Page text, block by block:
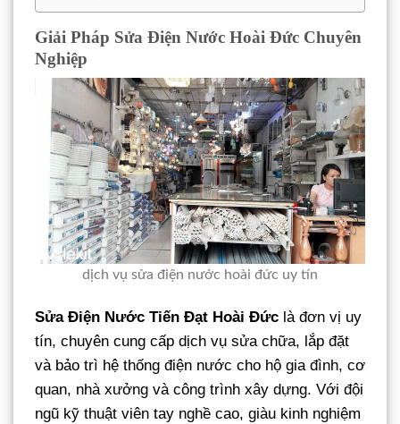
Giải Pháp Sửa Điện Nước Hoài Đức Chuyên
Nghiệp
dịch vụ sửa điện nước hoài đức uy tín
Sửa Điện Nước Tiến Đạt Hoài Đức là đơn vị uy
tín, chuyên cung cấp dịch vụ sửa chữa, lắp đặt
và bảo trì hệ thống điện nước cho hộ gia đình, cơ
quan, nhà xưởng và công trình xây dựng. Với đội
ngũ kỹ thuật viên tay nghề cao, giàu kinh nghiệm